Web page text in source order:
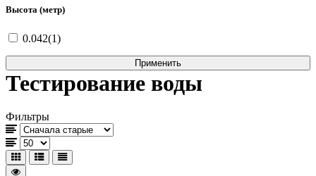
Высота (метр)
0.042(1)
Тестирование воды
Фильтры